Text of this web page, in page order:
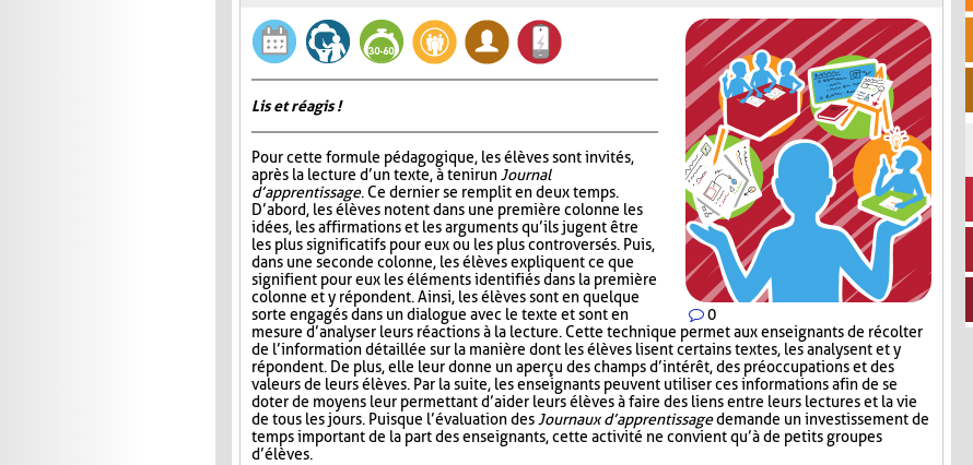
0
Lis et réagis !
Pour cette formule pédagogique, les élèves sont invités,
après la lecture d’un texte, à tenir unJournal
d’apprentissage. Ce dernier se remplit en deux temps.
D’abord, les élèves notent dans une première colonne les
idées, les affirmations et les arguments qu’ils jugent être
les plus significatifs pour eux ou les plus controversés. Puis,
dans une seconde colonne, les élèves expliquent ce que
signifient pour eux les éléments identifiés dans la première
colonne et y répondent. Ainsi, les élèves sont en quelque
sorte engagés dans un dialogue avec le texte et sont en
mesure d’analyser leurs réactions à la lecture. Cette technique permet aux enseignants de récolter
de l’information détaillée sur la manière dont les élèves lisent certains textes, les analysent et y
répondent. De plus, elle leur donne un aperçu des champs d’intérêt, des préoccupations et des
valeurs de leurs élèves. Par la suite, les enseignants peuvent utiliser ces informations afin de se
doter de moyens leur permettant d’aider leurs élèves à faire des liens entre leurs lectures et la vie
de tous les jours. Puisque l’évaluation desJournaux d’apprentissagedemande un investissement de
temps important de la part des enseignants, cette activité ne convient qu’à de petits groupes
d’élèves.